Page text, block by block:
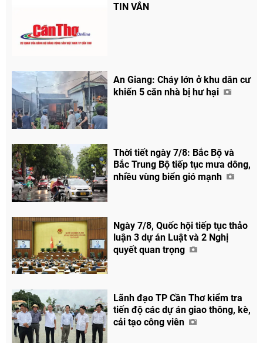
TIN VẮN
An Giang: Cháy lớn ở khu dân cư
khiến 5 căn nhà bị hư hại
Thời tiết ngày 7/8: Bắc Bộ và
Bắc Trung Bộ tiếp tục mưa dông,
nhiều vùng biển gió mạnh
Ngày 7/8, Quốc hội tiếp tục thảo
luận 3 dự án Luật và 2 Nghị
quyết quan trọng
Lãnh đạo TP Cần Thơ kiểm tra
tiến độ các dự án giao thông, kè,
cải tạo công viên